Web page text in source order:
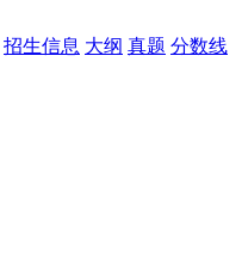
招生信息 大纲 真题 分数线